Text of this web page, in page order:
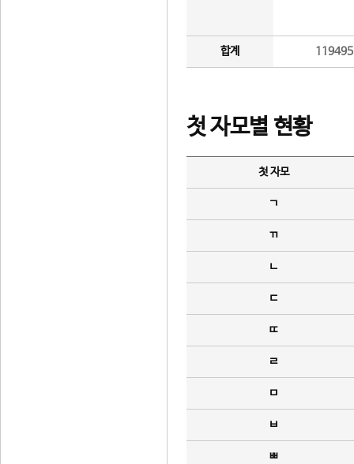
합계
첫 자모별 현황
첫 자모
ㄱ
ㄲ
ㄴ
ㄷ
ㄸ
ㄹ
ㅁ
ㅂ
ㅃ